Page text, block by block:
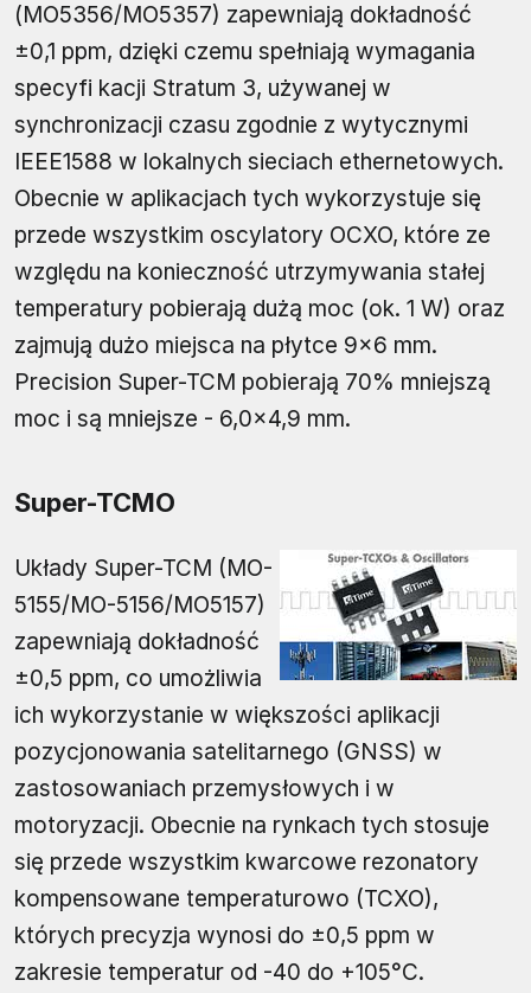
(MO5356/MO5357) zapewniają dokładność
±0,1 ppm, dzięki czemu spełniają wymagania
specyfi kacji Stratum 3, używanej w
synchronizacji czasu zgodnie z wytycznymi
IEEE1588 w lokalnych sieciach ethernetowych.
Obecnie w aplikacjach tych wykorzystuje się
przede wszystkim oscylatory OCXO, które ze
względu na konieczność utrzymywania stałej
temperatury pobierają dużą moc (ok. 1 W) oraz
zajmują dużo miejsca na płytce 9×6 mm.
Precision Super-TCM pobierają 70% mniejszą
moc i są mniejsze - 6,0×4,9 mm.
Super-TCMO
Układy Super-TCM (MO-
5155/MO-5156/MO5157)
zapewniają dokładność
±0,5 ppm, co umożliwia
ich wykorzystanie w większości aplikacji
pozycjonowania satelitarnego (GNSS) w
zastosowaniach przemysłowych i w
motoryzacji. Obecnie na rynkach tych stosuje
się przede wszystkim kwarcowe rezonatory
kompensowane temperaturowo (TCXO),
których precyzja wynosi do ±0,5 ppm w
zakresie temperatur od -40 do +105°C.